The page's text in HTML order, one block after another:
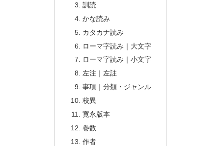
訓読
かな読み
カタカナ読み
ローマ字読み｜大文字
ローマ字読み｜小文字
左注｜左註
事項｜分類・ジャンル
校異
寛永版本
巻数
作者